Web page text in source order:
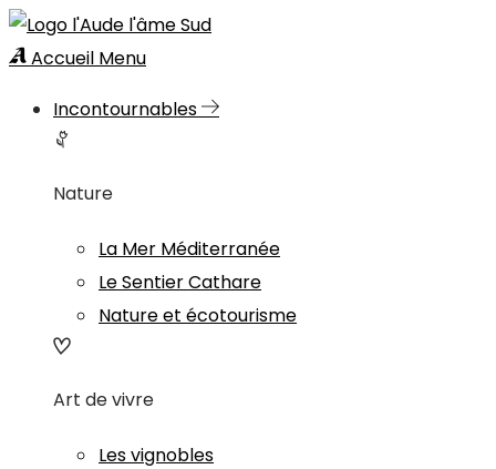
Accueil Menu
Incontournables
Nature
La Mer Méditerranée
Le Sentier Cathare
Nature et écotourisme
Art de vivre
Les vignobles